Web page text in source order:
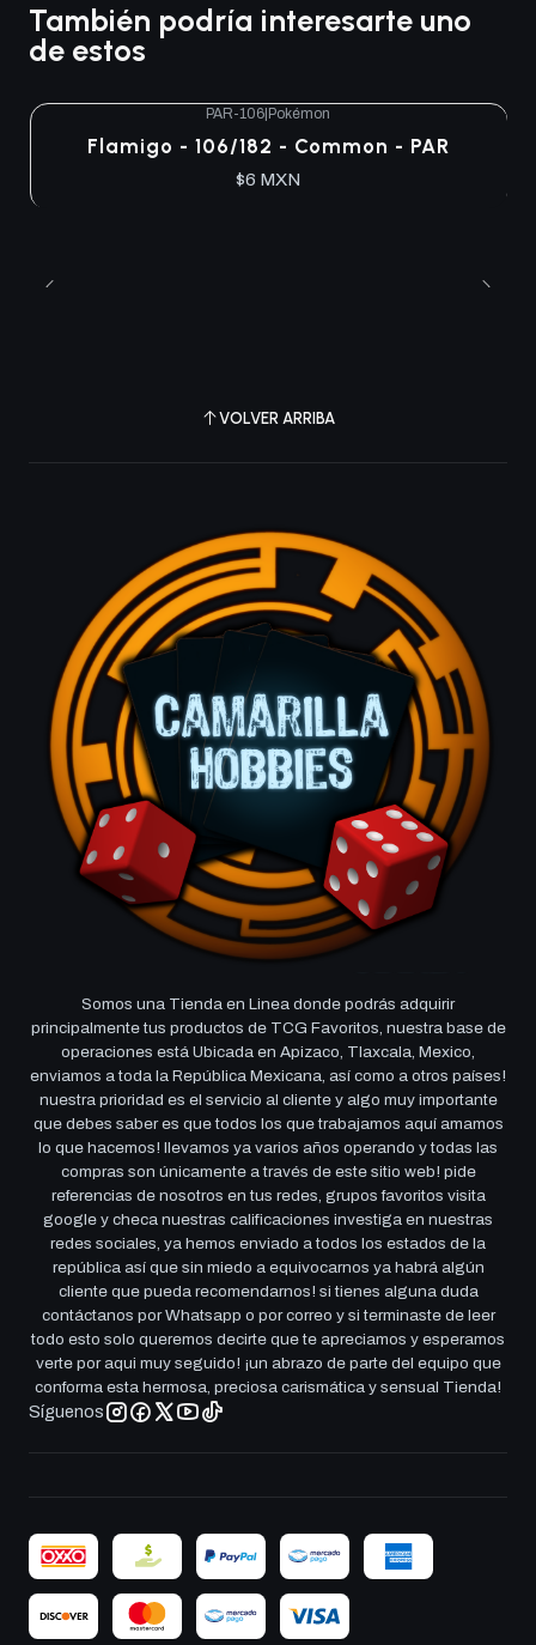
También podría interesarte uno
de estos
PAR-106|Pokémon
Flamigo - 106/182 - Common - PAR
$6 MXN
VOLVER ARRIBA
Somos una Tienda en Linea donde podrás adquirir
principalmente tus productos de TCG Favoritos, nuestra base de
operaciones está Ubicada en Apizaco, Tlaxcala, Mexico,
enviamos a toda la República Mexicana, así como a otros países!
nuestra prioridad es el servicio al cliente y algo muy importante
que debes saber es que todos los que trabajamos aquí amamos
lo que hacemos! llevamos ya varios años operando y todas las
compras son únicamente a través de este sitio web! pide
referencias de nosotros en tus redes, grupos favoritos visita
google y checa nuestras calificaciones investiga en nuestras
redes sociales, ya hemos enviado a todos los estados de la
república así que sin miedo a equivocarnos ya habrá algún
cliente que pueda recomendarnos! si tienes alguna duda
contáctanos por Whatsapp o por correo y si terminaste de leer
todo esto solo queremos decirte que te apreciamos y esperamos
verte por aqui muy seguido! ¡un abrazo de parte del equipo que
conforma esta hermosa, preciosa carismática y sensual Tienda!
Síguenos